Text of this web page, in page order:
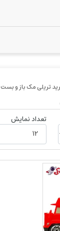
تریلی مک باز و بست
تعداد نمایش